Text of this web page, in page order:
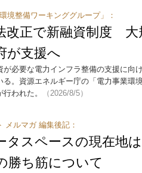
境整備ワーキンググループ」：
改正で新融資制度 大
が支援へ
必要な電力インフラ整備の支援に向
。資源エネルギー庁の「電力事業環
われた。
（2026/8/5）
メルマガ 編集後記：
タスペースの現在地
勝ち筋について